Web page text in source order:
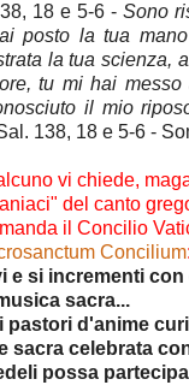
18 e 5-6 - Sono
posto la tua
la tua scienza,
tu mi hai
il mio
138, 18 e 5-6 -
vi chiede,
del canto
il Concilio
Concilium:
e si incrementi con
sacra...
pastori d'anime
sacra celebrata
possa